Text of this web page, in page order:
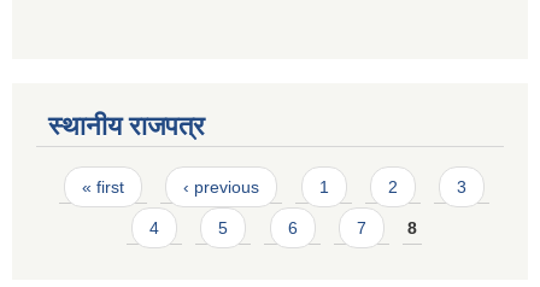
स्थानीय राजपत्र
Pages
« first ‹ previous 1 2 3
4 5 6 7 8